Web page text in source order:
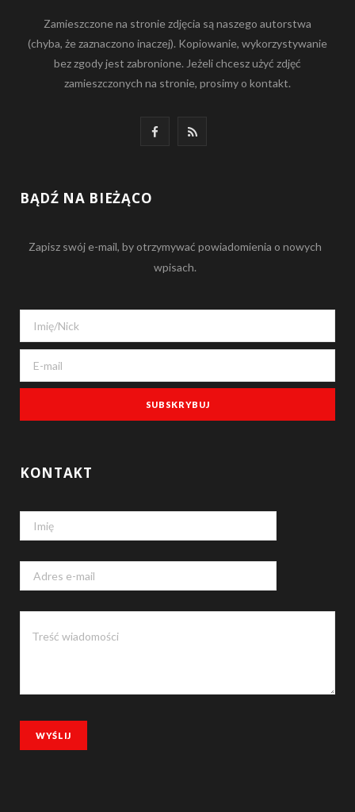
Zamieszczone na stronie zdjęcia są naszego autorstwa
(chyba, że zaznaczono inaczej). Kopiowanie, wykorzystywanie
bez zgody jest zabronione. Jeżeli chcesz użyć zdjęć
zamieszczonych na stronie, prosimy o kontakt.
b
o
o
R
BĄDŹ NA BIEŻĄCO
Zapisz swój e-mail, by otrzymywać powiadomienia o nowych
wpisach.
KONTAKT